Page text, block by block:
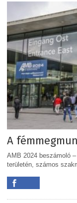
A
AMB 2024 beszámoló
területén, számos